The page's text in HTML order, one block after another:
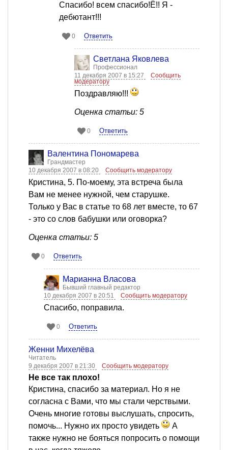
Спасибо! всем спасибо!Ё!! Я -
дебютант!!!
0 Ответить
Светлана Яковлева
Профессионал
11 декабря 2007 в 15:27
Сообщить
модератору
Поздравляю!!!
Оценка статьи: 5
0 Ответить
Валентина Пономарева
Грандмастер
10 декабря 2007 в 08:20
Сообщить модератору
Кристина, 5. По-моему, эта встреча была
Вам не менее нужной, чем старушке.
Только у Вас в статье то 68 лет вместе, то 67
- это со слов бабушки или оговорка?
Оценка статьи: 5
0 Ответить
Марианна Власова
Бывший главный редактор
10 декабря 2007 в 20:51
Сообщить модератору
Спасибо, поправила.
0 Ответить
Женни Михелёва
Читатель
9 декабря 2007 в 21:30
Сообщить модератору
Не все так плохо!
Кристина, спасибо за материал. Но я не
согласна с Вами, что мы стали черствыми.
Очень многие готовы выслушать, спросить,
помочь... Нужно их просто увидеть
А
также нужно не бояться попросить о помощи